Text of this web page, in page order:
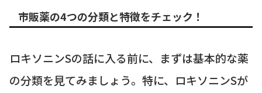
市販薬の4つの分類と特徴をチェック！
ロキソニンSの話に入る前に、まずは基本的な薬
の分類を見てみましょう。特に、ロキソニンSが